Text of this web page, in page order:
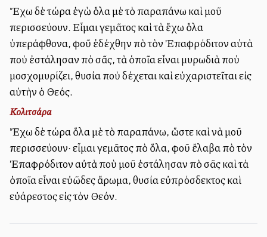
Ἔχω δὲ τώρα ἐγὼ ὅλα μὲ τὸ παραπάνω καὶ μοῦ
περισσεύουν. Εἶμαι γεμᾶτος καὶ τὰ ἔχω ὅλα
ὑπεράφθονα, ἀφοῦ ἐδέχθην ἀπὸ τὸν Ἐπαφρόδιτον αὐτὰ
ποὺ ἐστάλησαν ἀπὸ σᾶς, τὰ ὁποῖα εἶναι μυρωδιὰ ποὺ
μοσχομυρίζει, θυσία ποὺ δέχεται καὶ εὐχαριστεῖται εἰς
αὐτὴν ὁ Θεός.
Κολιτσάρα
Ἔχω δὲ τώρα ὅλα μὲ τὸ παραπάνω, ὥστε καὶ νὰ μοῦ
περισσεύουν· εἶμαι γεμᾶτος ἀπὸ ὅλα, ἀφοῦ ἔλαβα ἀπὸ τὸν
Ἐπαφρόδιτον αὐτὰ ποὺ μοῦ ἐστάλησαν ἀπὸ σᾶς καὶ τὰ
ὁποῖα εἶναι εὐῶδες ἄρωμα, θυσία εὐπρόσδεκτος καὶ
εὐάρεστος εἰς τὸν Θεόν.